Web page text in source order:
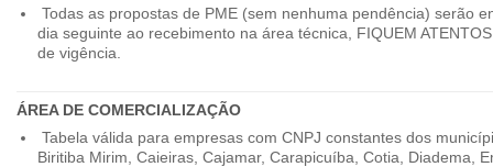
Todas as propostas de PME (sem nenhuma pendência) serão
dia seguinte ao recebimento na área técnica, FIQUEM
de vigência.
ÁREA DE COMERCIALIZAÇÃO
Tabela válida para empresas com CNPJ constantes dos
Biritiba Mirim, Caieiras, Cajamar, Carapicuíba, Cotia, Diadema,